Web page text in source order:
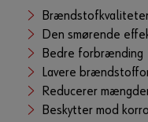
Den smørende
Bedre forbrænding
Lavere
Reducerer
Beskytter mod